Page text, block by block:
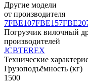
Другие модели
от производителя
7FBE107FBE157FBE20
Погрузчик вилочный
производителей
JCBTEREX
Технические
Грузоподъёмность (кг)
1500